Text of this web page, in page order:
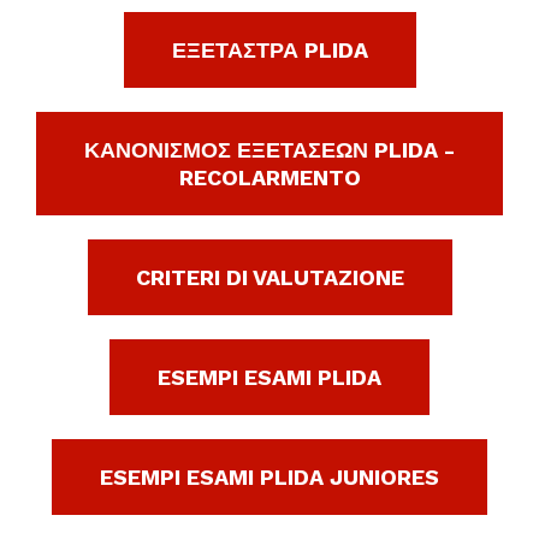
ΕΞΕΤΑΣΤΡΑ PLIDA
ΚΑΝΟΝΙΣΜΟΣ ΕΞΕΤΑΣΕΩΝ PLIDA -
RECOLARMENTO
CRITERI DI VALUTAZIONE
ESEMPI ESAMI PLIDA
ESEMPI ESAMI PLIDA JUNIORES